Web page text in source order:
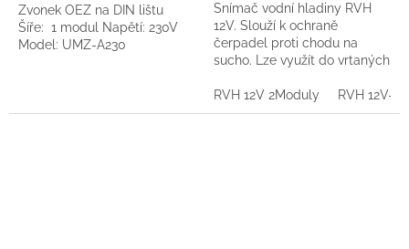
Zvonek OEZ na DIN lištu
Šíře: 1 modul Napětí: 230V
Model: UMZ-A230
Snímač vodní hladiny RVH
12V. Slouží k ochraně
čerpadel proti chodu na
sucho. Lze využít do vrtaných
typům čerpadel. V nabídce:
RVH 12V-2 (2...
RVH 12V 2Moduly RVH 12V-N